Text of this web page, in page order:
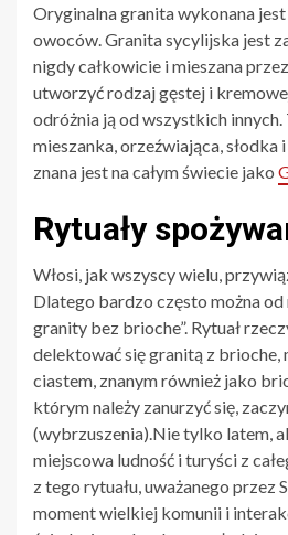
Oryginalna granita wykonana
owoców. Granita sycylijska jest
nigdy całkowicie i mieszana
utworzyć rodzaj gęstej i
odróżnia ją od wszystkich
mieszanka, orzeźwiająca, słodka
znana jest na całym świecie jako
Rytuały
Włosi, jak wszyscy wielu,
Dlatego bardzo często można od
granity bez brioche”. Rytuał
delektować się granitą z brioche,
ciastem, znanym również jako
którym należy zanurzyć się,
(wybrzuszenia).Nie tylko latem,
miejscowa ludność i turyści z
z tego rytuału, uważanego przez
moment wielkiej komunii i